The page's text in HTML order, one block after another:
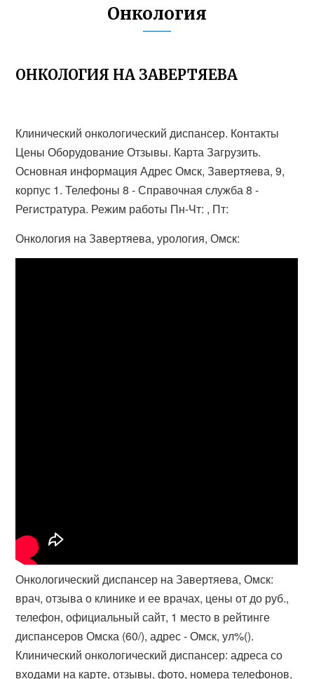
Онкология
ОНКОЛОГИЯ НА ЗАВЕРТЯЕВА
Клинический онкологический диспансер. Контакты
Цены Оборудование Отзывы. Карта Загрузить.
Основная информация Адрес Омск, Завертяева, 9,
корпус 1. Телефоны 8 - Справочная служба 8 -
Регистратура. Режим работы Пн-Чт: , Пт:
Онкология на Завертяева, урология, Омск:
Онкологический диспансер на Завертяева, Омск:
врач, отзыва о клинике и ее врачах, цены от до руб.,
телефон, официальный сайт, 1 место в рейтинге
диспансеров Омска (60/), адрес - Омск, ул%().
Клинический онкологический диспансер: адреса со
входами на карте, отзывы, фото, номера телефонов,